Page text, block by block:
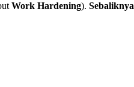
Work Hardening). Sebaliknya